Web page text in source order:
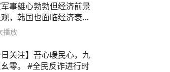
事雄心勃勃但经济前景
，韩国也面临经济衰退
播放
日关注】吾心暖民心，九
零。 #全民反诈进行时